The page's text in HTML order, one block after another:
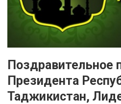
Поздравительное
Президента
Таджикистан,